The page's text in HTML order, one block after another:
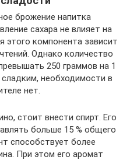
брожение напитка
сахара не влияет на
этого компонента зависит
Однако количество
250 граммов на 1
необходимости в
нет.
стоит внести спирт. Его
больше 15 % общего
способствует более
При этом его аромат